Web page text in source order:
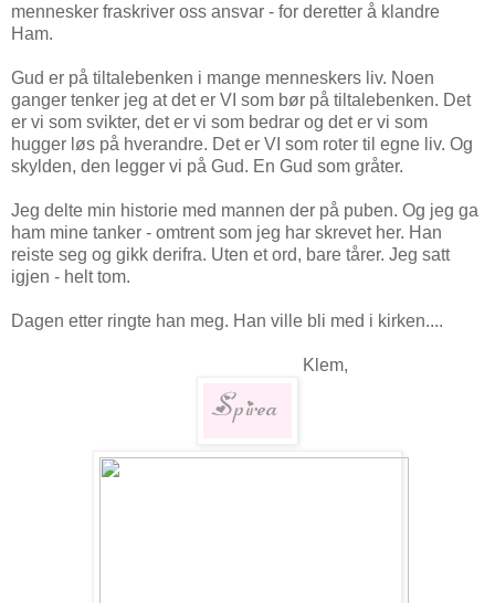
mennesker fraskriver oss ansvar - for deretter å klandre
Ham.
Gud er på tiltalebenken i mange menneskers liv. Noen
ganger tenker jeg at det er VI som bør på tiltalebenken. Det
er vi som svikter, det er vi som bedrar og det er vi som
hugger løs på hverandre. Det er VI som roter til egne liv. Og
skylden, den legger vi på Gud. En Gud som gråter.
Jeg delte min historie med mannen der på puben. Og jeg ga
ham mine tanker - omtrent som jeg har skrevet her. Han
reiste seg og gikk derifra. Uten et ord, bare tårer. Jeg satt
igjen - helt tom.
Dagen etter ringte han meg. Han ville bli med i kirken....
Klem,